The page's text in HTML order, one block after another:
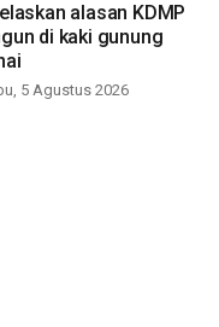
alasan KDMP
di kaki gunung
5 Agustus 2026